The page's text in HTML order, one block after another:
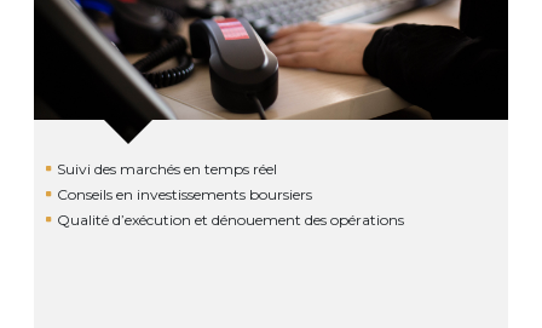
Suivi des marchés en temps réel
Conseils en investissements boursiers
Qualité d’exécution et dénouement des opérations